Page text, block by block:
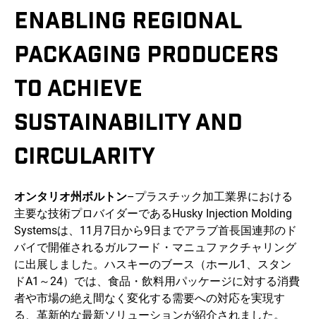
ENABLING REGIONAL
PACKAGING PRODUCERS
TO ACHIEVE
SUSTAINABILITY AND
CIRCULARITY
オンタリオ州ボルトン–プラスチック加工業界における
主要な技術プロバイダーであるHusky Injection Molding
Systemsは、11月7日から9日までアラブ首長国連邦のド
バイで開催されるガルフード・マニュファクチャリング
に出展しました。ハスキーのブース（ホール1、スタン
ドA1～24）では、食品・飲料用パッケージに対する消費
者や市場の絶え間なく変化する需要への対応を実現す
る、革新的な最新ソリューションが紹介されました。